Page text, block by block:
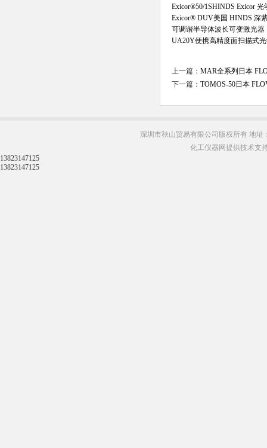
Exicor®50/1SHINDS Exicor
Exicor® DUV美国 HINDS 深
可调谐半导体波长可变激光器
UA20Y便携高精度面扫描式
上一篇： MAR全系列日本
下一篇： TOMOS-50日本
深圳市秋山贸易有限公司版权所有 地址
化工仪器网提供技术支
13823147125
13823147125